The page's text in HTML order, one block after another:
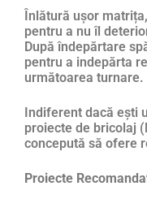
Înlătură ușor
pentru a nu îl
După îndepărtare
pentru a indepărta
următoarea turnare.
Indiferent dacă ești
proiecte de bricolaj
concepută să ofere
Proiecte